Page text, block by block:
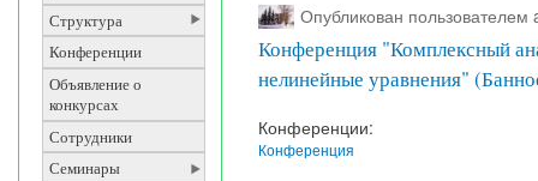
Структура
Конференции
Объявление о
конкурсах
Сотрудники
Семинары
Опубликован пользователем
Конференция "Комплексный
нелинейные уравнения"
Конференции:
Конференция